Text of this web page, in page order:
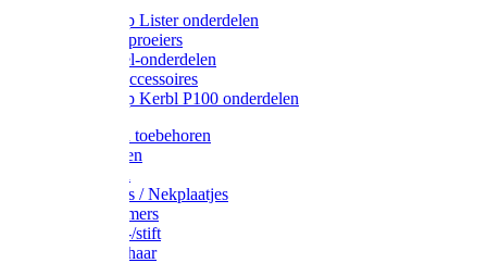
Weidepomp Lister onderdelen
Nippels / Sproeiers
Drinknippel-onderdelen
Drinkbak accessoires
Weidepomp Kerbl P100 onderdelen
Oormerken toebehoren
Enkelbanden
Halsplaatjes / Nekplaatjes
Kokernummers
Merkspray-/stift
Veemerkschaar